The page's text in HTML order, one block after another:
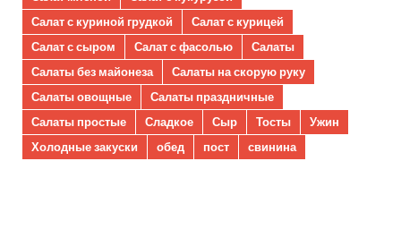
Салат с куриной грудкой
Салат с курицей
Салат с сыром
Салат с фасолью
Салаты
Салаты без майонеза
Салаты на скорую руку
Салаты овощные
Салаты праздничные
Салаты простые
Сладкое Сыр Тосты
Ужин
Холодные закуски
обед пост свинина